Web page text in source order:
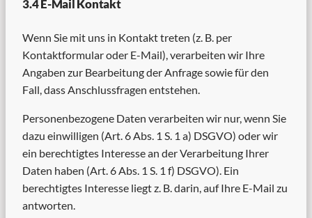
3.4 E-Mail Kontakt
Wenn Sie mit uns in Kontakt treten (z. B. per
Kontaktformular oder E-Mail), verarbeiten wir Ihre
Angaben zur Bearbeitung der Anfrage sowie für den
Fall, dass Anschlussfragen entstehen.
Personenbezogene Daten verarbeiten wir nur, wenn Sie
dazu einwilligen (Art. 6 Abs. 1 S. 1 a) DSGVO) oder wir
ein berechtigtes Interesse an der Verarbeitung Ihrer
Daten haben (Art. 6 Abs. 1 S. 1 f) DSGVO). Ein
berechtigtes Interesse liegt z. B. darin, auf Ihre E-Mail zu
antworten.